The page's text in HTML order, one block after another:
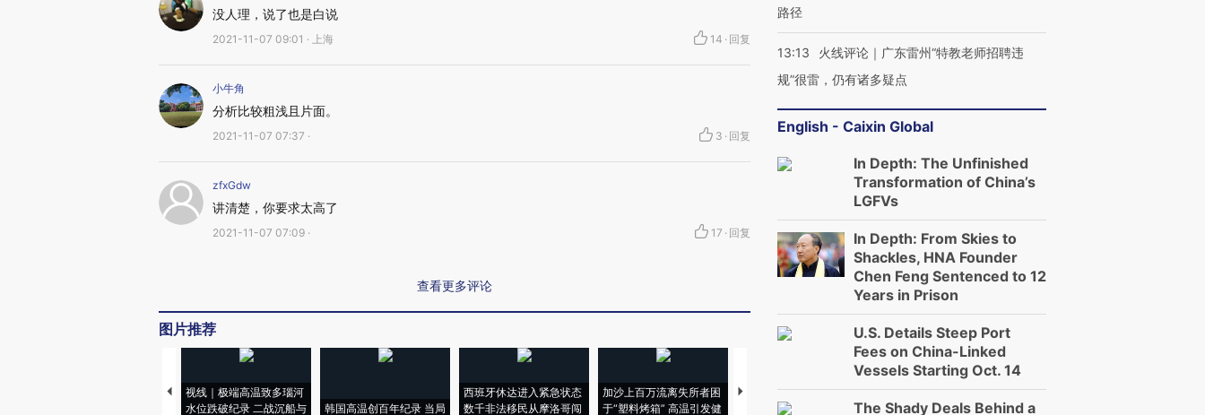
没人理，说了也是白说
2021-11-07 09:01 · 上海 14 · 回复
小牛角
分析比较粗浅且片面。
2021-11-07 07:37 · 3 · 回复
zfxGdw
讲清楚，你要求太高了
2021-11-07 07:09 · 17 · 回复
查看更多评论
图片推荐
视线｜极端高温致多瑙河
水位跌破纪录 二战沉船与
韩国高温创百年纪录 当局
西班牙休达进入紧急状态
数千非法移民从摩洛哥闯
加沙上百万流离失所者困
于“塑料烤箱” 高温引发健
马航飞行员跨国走私7万
粒摇头丸 尿检体内含3种
视线｜HYROX的吸金
术：是什么让中产们甘
泽连斯基密集出访美英 索
路径
13:13
火线评论｜广东雷州“特教老师招聘违
规”很雷，仍有诸多疑点
English - Caixin Global
In Depth: The Unfinished
Transformation of China’s
LGFVs
In Depth: From Skies to
Shackles, HNA Founder
Chen Feng Sentenced to 12
Years in Prison
U.S. Details Steep Port
Fees on China-Linked
Vessels Starting Oct. 14
The Shady Deals Behind a